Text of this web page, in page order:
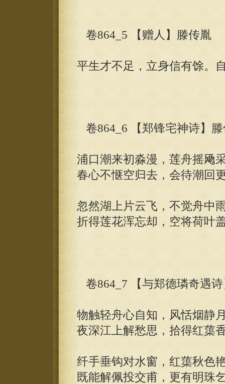
卷864_5 【赠人】滕传胤
平生才不足，立身信有馀。
卷864_6 【郑锋宅神诗】
浦口潮来初淼漫，莲舟摇飏
春心不惬空归去，会待潮回
忽然湖上片云飞，不觉舟中
折得莲花浑忘却，空将荷叶
卷864_7 【与郑德璘奇遇
物触轻舟心自知，风恬烟静
夜深江上解愁思，拾得红蕖
纤手垂钩对水窗，红蕖秋色
既能解佩投交甫，更有明珠